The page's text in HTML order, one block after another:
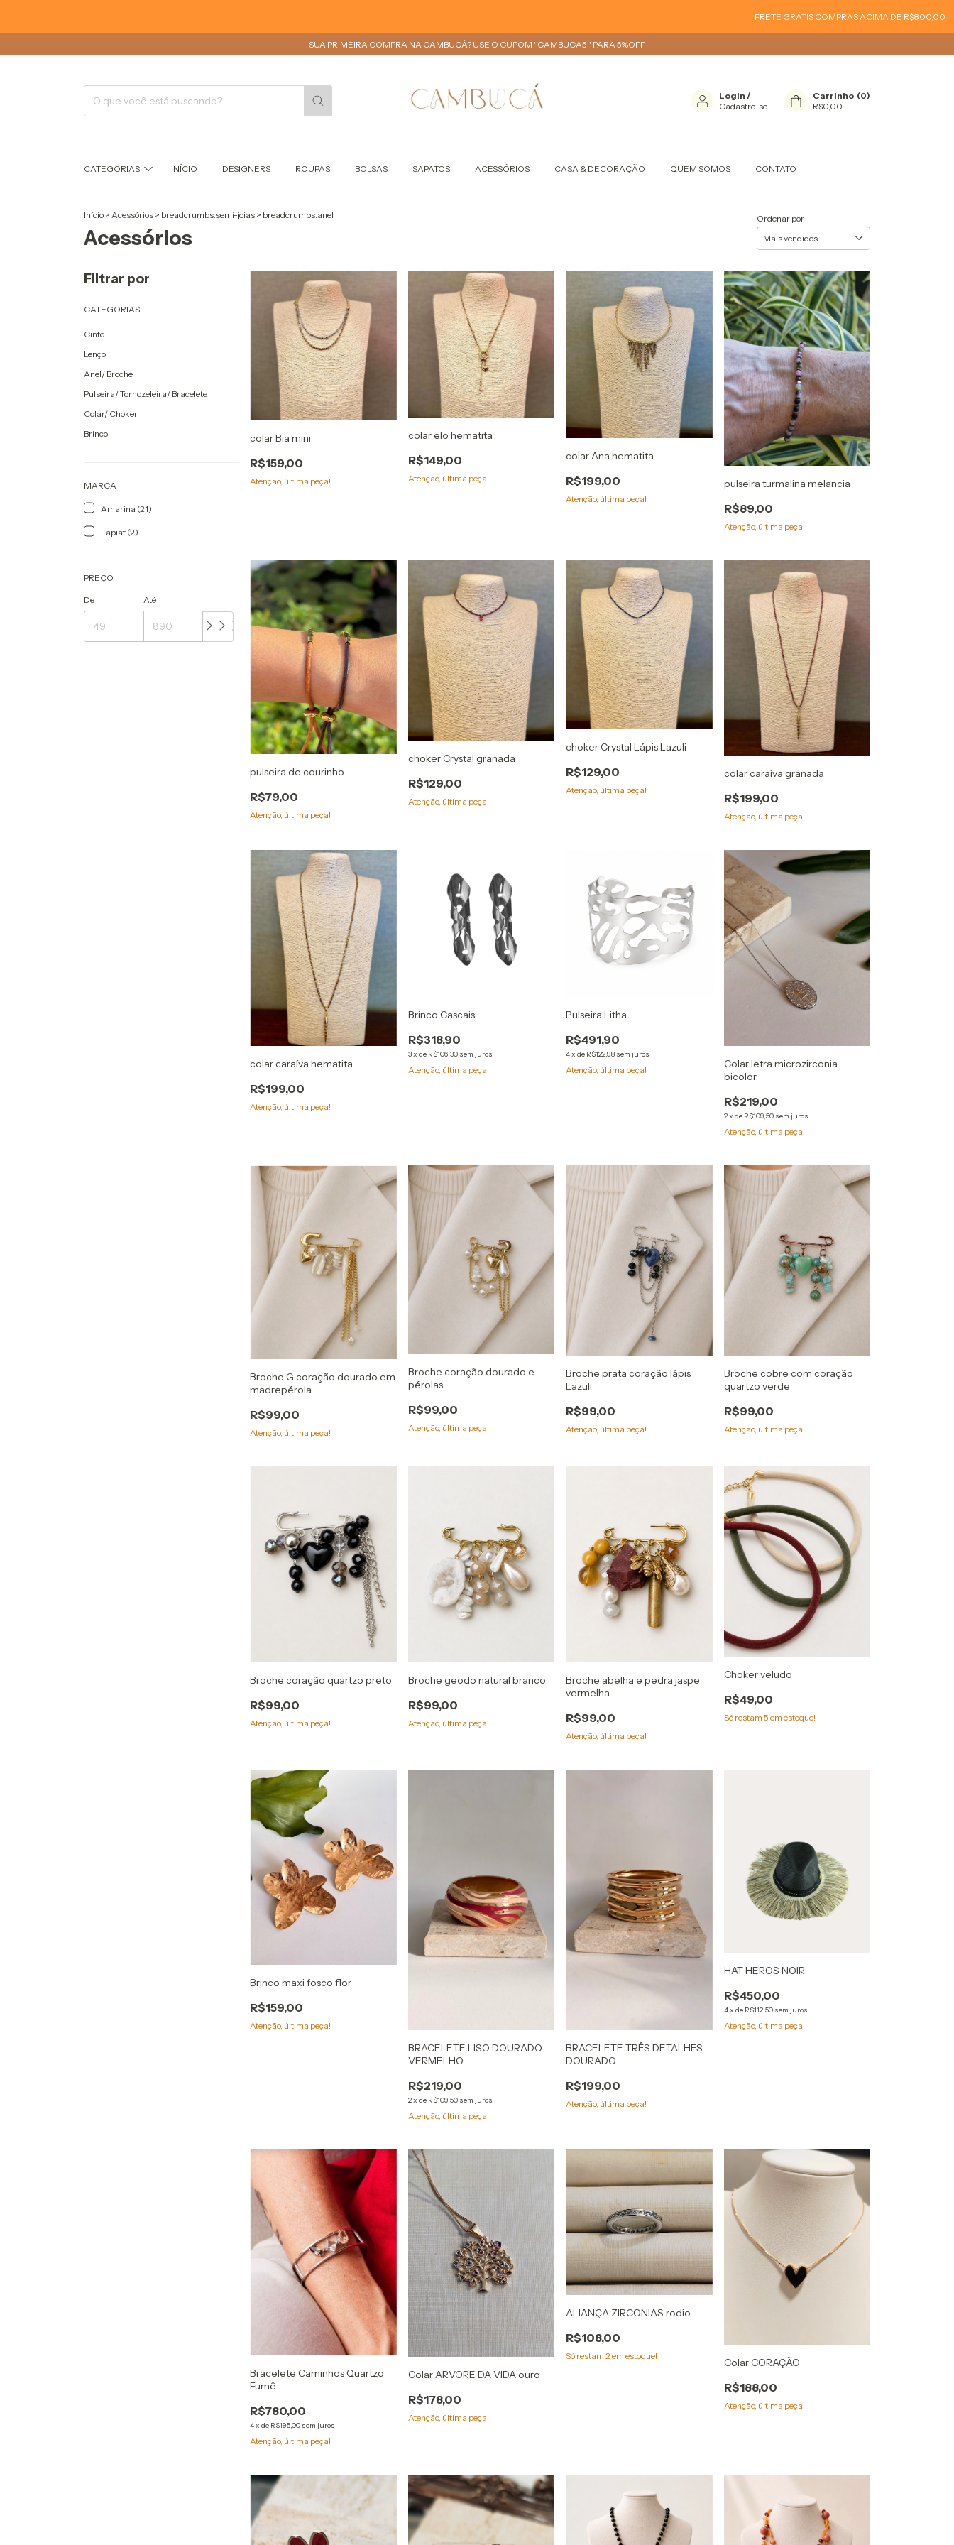
FRETE GRÁTIS COMPRAS ACIMA DE R$800,00 FRETE GRÁTIS
SUA PRIMEIRA COMPRA NA CAMBUCÁ? USE O CUPOM ''CAMBUCA5'' PARA 5%OFF.
Login /
Cadastre-se
Carrinho (0)
R$0,00
CATEGORIAS INÍCIO DESIGNERS ROUPAS BOLSAS SAPATOS ACESSÓRIOS CASA & DECORAÇÃO QUEM SOMOS CONTATO
Início > Acessórios > breadcrumbs.semi-joias > breadcrumbs.anel
Acessórios
Ordenar por
Filtrar por
CATEGORIAS
Cinto
Lenço
Anel/ Broche
Pulseira/ Tornozeleira/ Bracelete
Colar/ Choker
Brinco
MARCA
Amarina (21)
Lapiat (2)
PREÇO
De Até
colar Bia mini
R$159,00
Atenção, última peça!
colar elo hematita
R$149,00
Atenção, última peça!
colar Ana hematita
R$199,00
Atenção, última peça!
pulseira turmalina melancia
R$89,00
Atenção, última peça!
pulseira de courinho
R$79,00
Atenção, última peça!
choker Crystal granada
R$129,00
Atenção, última peça!
choker Crystal Lápis Lazuli
R$129,00
Atenção, última peça!
colar caraíva granada
R$199,00
Atenção, última peça!
colar caraíva hematita
R$199,00
Atenção, última peça!
Brinco Cascais
R$318,90
3x de R$106,30 sem juros
Atenção, última peça!
Pulseira Litha
R$491,90
4xde R$122,98 sem juros
Atenção, última peça!
Colar letra microzirconia
bicolor
R$219,00
2x de R$109,50 sem juros
Atenção, última peça!
Broche G coração dourado em
madrepérola
R$99,00
Atenção, última peça!
Broche coração dourado e
pérolas
R$99,00
Atenção, última peça!
Broche prata coração lápis
Lazuli
R$99,00
Atenção, última peça!
Broche cobre com coração
quartzo verde
R$99,00
Atenção, última peça!
Broche coração quartzo preto
R$99,00
Atenção, última peça!
Broche geodo natural branco
R$99,00
Atenção, última peça!
Broche abelha e pedra jaspe
vermelha
R$99,00
Atenção, última peça!
Choker veludo
R$49,00
Só restam 5 em estoque!
Brinco maxi fosco flor
R$159,00
Atenção, última peça!
BRACELETE LISO DOURADO
VERMELHO
R$219,00
2x de R$109,50 sem juros
Atenção, última peça!
BRACELETE TRÊS DETALHES
DOURADO
R$199,00
Atenção, última peça!
HAT HEROS NOIR
R$450,00
4x de R$112,50 sem juros
Atenção, última peça!
Bracelete Caminhos Quartzo
Fumê
R$780,00
4xde R$195,00 sem juros
Atenção, última peça!
Colar ARVORE DA VIDA ouro
R$178,00
Atenção, última peça!
ALIANÇA ZIRCONIAS rodio
R$108,00
Só restam2em estoque! Colar CORAÇÃO
R$188,00
Atenção, última peça!